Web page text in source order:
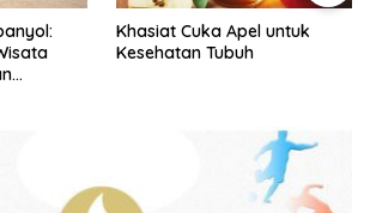
Khasiat Cuka Apel untuk
Kesehatan Tubuh